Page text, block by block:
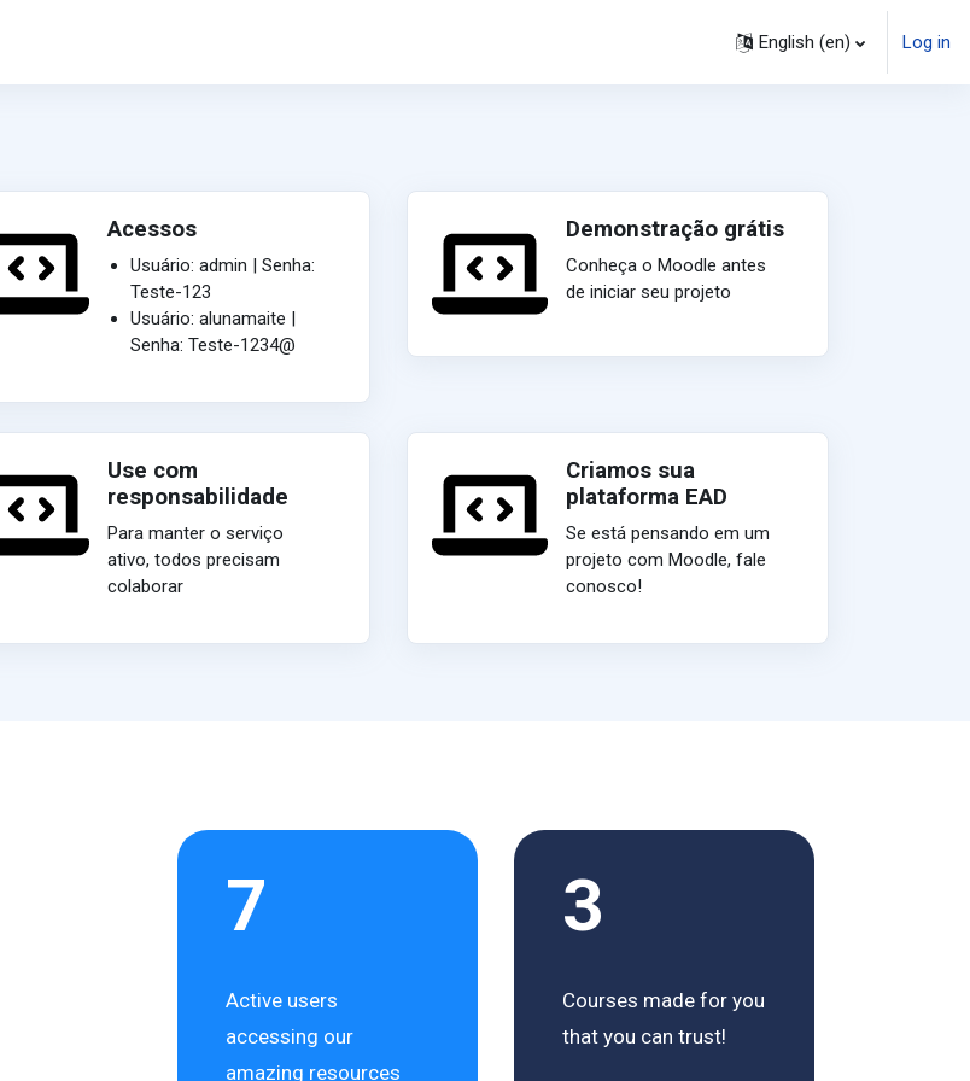
English ‎(en)‎ Log in
Acessos
Usuário: admin | Senha:
Teste-123
Usuário: alunamaite |
Senha: Teste-1234@
Demonstração grátis
Conheça o Moodle antes
de iniciar seu projeto
Use com
responsabilidade
Para manter o serviço
ativo, todos precisam
colaborar
Criamos sua
plataforma EAD
Se está pensando em um
projeto com Moodle, fale
conosco!
7
Active users
accessing our
amazing resources
3
Courses made for you
that you can trust!